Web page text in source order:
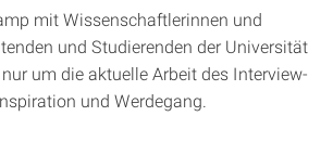
mit Wissenschaftlerinnen und
und Studierenden der Universität
um die aktuelle Arbeit des Interview-
und Werdegang.